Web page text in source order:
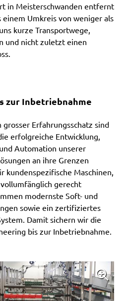
in Meisterschwanden entfernt
einem Umkreis von weniger als
kurze Transportwege,
und nicht zuletzt einen
zur Inbetriebnahme
Erfahrungsschatz sind
erfolgreiche Entwicklung,
Automation unserer
an ihre Grenzen
kundenspezifische Maschinen,
gerecht
modernste Soft- und
sowie ein zertifiziertes
Damit sichern wir die
bis zur Inbetriebnahme.